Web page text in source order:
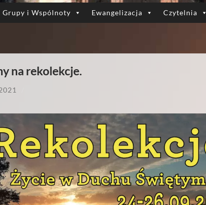
Grupy i Wspólnoty Ewangelizacja Czytelnia
na rekolekcje.